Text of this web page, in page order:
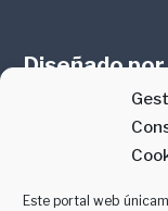
Este portal web
Diseñado
online en